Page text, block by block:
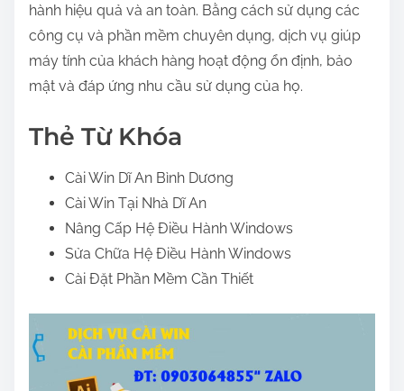
hành hiệu quả và an toàn. Bằng cách sử dụng các
công cụ và phần mềm chuyên dụng, dịch vụ giúp
máy tính của khách hàng hoạt động ổn định, bảo
mật và đáp ứng nhu cầu sử dụng của họ.
Thẻ Từ Khóa
Cài Win Dĩ An Bình Dương
Cài Win Tại Nhà Dĩ An
Nâng Cấp Hệ Điều Hành Windows
Sửa Chữa Hệ Điều Hành Windows
Cài Đặt Phần Mềm Cần Thiết